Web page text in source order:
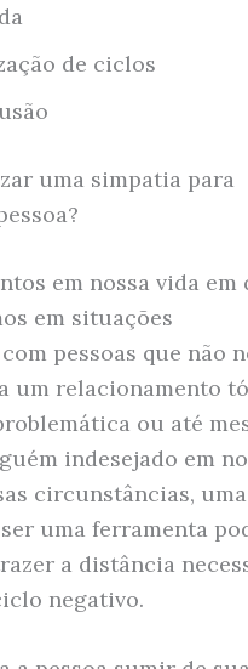
de ciclos
uma simpatia para
em nossa vida em
em situações
pessoas que não
um relacionamento
ou até
indesejado em
circunstâncias, uma
uma ferramenta
a distância
negativo.